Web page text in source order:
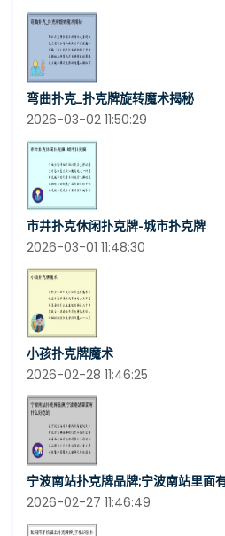
弯曲扑克_扑克牌旋转魔术揭秘
2026-03-02 11:50:29
市井扑克休闲扑克牌-城市扑克牌
2026-03-01 11:48:30
小孩扑克牌魔术
2026-02-28 11:46:25
宁波南站扑克牌品牌;宁波南站里面
2026-02-27 11:46:49